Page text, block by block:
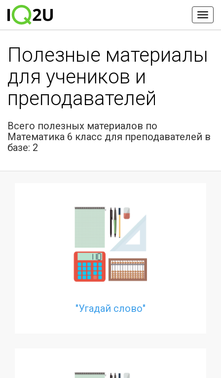
Полезные материалы
для учеников и
преподавателей
Всего полезных материалов по
Математика 6 класс для преподавателей в
базе: 2
"Угадай слово"